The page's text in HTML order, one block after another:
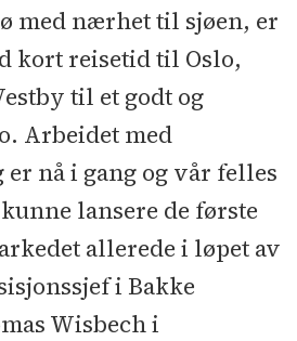
med nærhet til sjøen, er
kort reisetid til Oslo,
til et godt og
Arbeidet med
nå i gang og vår felles
lansere de første
allerede i løpet av
i Bakke
Wisbech i